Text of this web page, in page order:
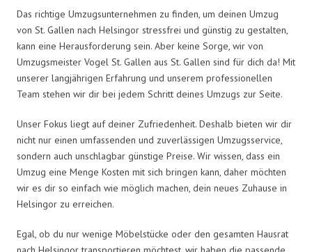
Das richtige Umzugsunternehmen zu finden, um deinen Umzug
von St. Gallen nach Helsingor stressfrei und günstig zu gestalten,
kann eine Herausforderung sein. Aber keine Sorge, wir von
Umzugsmeister Vogel St. Gallen aus St. Gallen sind für dich da! Mit
unserer langjährigen Erfahrung und unserem professionellen
Team stehen wir dir bei jedem Schritt deines Umzugs zur Seite.
Unser Fokus liegt auf deiner Zufriedenheit. Deshalb bieten wir dir
nicht nur einen umfassenden und zuverlässigen Umzugsservice,
sondern auch unschlagbar günstige Preise. Wir wissen, dass ein
Umzug eine Menge Kosten mit sich bringen kann, daher möchten
wir es dir so einfach wie möglich machen, dein neues Zuhause in
Helsingor zu erreichen.
Egal, ob du nur wenige Möbelstücke oder den gesamten Hausrat